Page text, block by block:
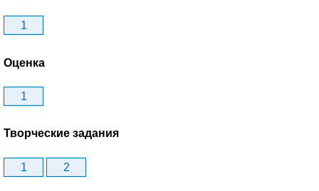
1
Оценка
1
Творческие задания
1 2